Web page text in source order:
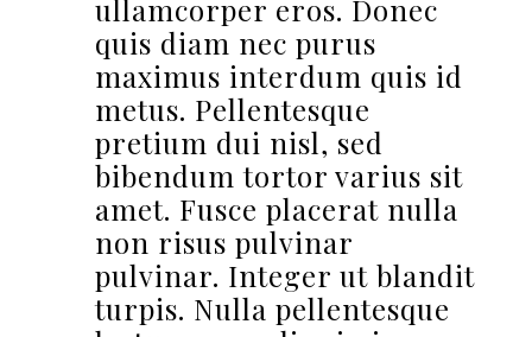
ullamcorper eros. Donec
quis diam nec purus
maximus interdum quis id
metus. Pellentesque
pretium dui nisl, sed
bibendum tortor varius sit
amet. Fusce placerat nulla
non risus pulvinar
pulvinar. Integer ut blandit
turpis. Nulla pellentesque